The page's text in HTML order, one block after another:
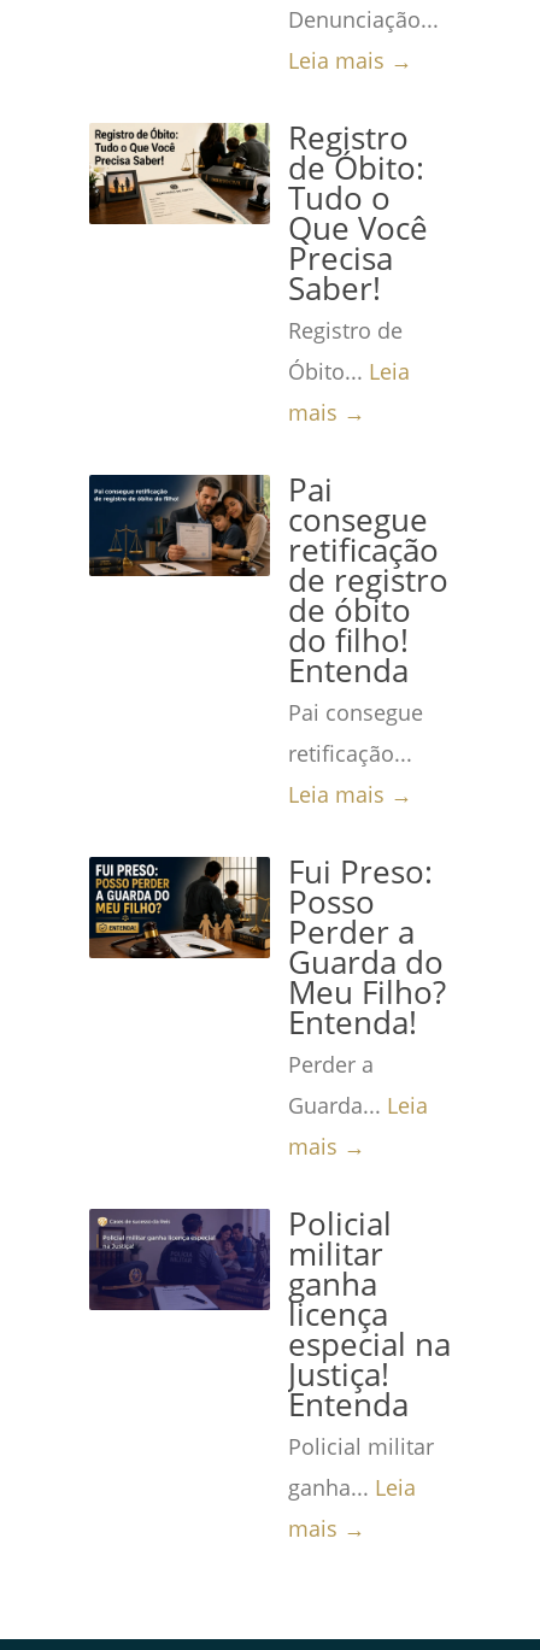
Denunciação...
Leia mais →
Registro
de Óbito:
Tudo o
Que Você
Precisa
Saber!
Registro de
Óbito... Leia
mais →
Pai
consegue
retificação
de registro
de óbito
do filho!
Entenda
Pai consegue
retificação...
Leia mais →
Fui Preso:
Posso
Perder a
Guarda do
Meu Filho?
Entenda!
Perder a
Guarda... Leia
mais →
Policial
militar
ganha
licença
especial na
Justiça!
Entenda
Policial militar
ganha... Leia
mais →